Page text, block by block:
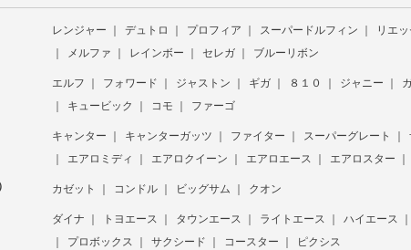
レンジャー デュトロ プロフィア スーパードルフィン リエッ
メルファ
レインボー セレガ ブルーリボン
エルフ フォワード ジャストン ギガ ８１０ ジャニー
キュービック
コモ ファーゴ
キャンター キャンターガッツ ファイター スーパーグレート
エアロミディ
エアロクイーン エアロエース エアロスター
カゼット コンドル ビッグサム クオン
ダイナ トヨエース タウンエース ライトエース ハイエース
プロボックス
サクシード コースター ピクシス